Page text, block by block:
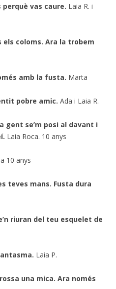
perquè vas caure. Laia R. i
els coloms. Ara la trobem
amb la fusta. Marta
pobre amic. Ada i Laia R.
gent se’m posi al davant i
Laia Roca. 10 anys
10 anys
teves mans. Fusta dura
riuran del teu esquelet de
Laia P.
una mica. Ara només